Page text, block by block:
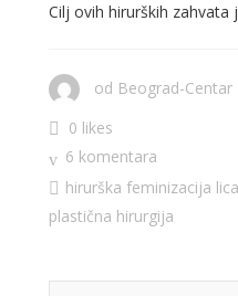
Cilj ovih hirurških zahvata
od Beograd-Centar
0 likes
6 komentara
hirurška feminizacija lica
plastična hirurgija